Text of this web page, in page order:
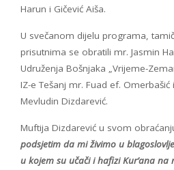
Harun i Gičević Aiša.
U svečanom dijelu programa,
prisutnima se obratili mr. Jasmin
Udruženja Bošnjaka „Vrijeme-
IZ-e Tešanj mr. Fuad ef.
Mevludin Dizdarević.
Muftija Dizdarević u svom
podsjetim da mi živimo u
u kojem su učači i hafizi Kur’ana na